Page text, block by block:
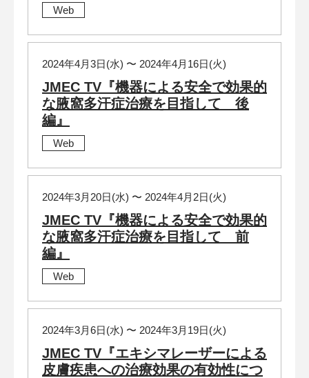
Web
2024年4月3日(水) 〜 2024年4月16日(火)
JMEC TV『機器による安全で効果的
な腋窩多汗症治療を目指して 後
編』
Web
2024年3月20日(水) 〜 2024年4月2日(火)
JMEC TV『機器による安全で効果的
な腋窩多汗症治療を目指して 前
編』
Web
2024年3月6日(水) 〜 2024年3月19日(火)
JMEC TV『エキシマレーザーによる
皮膚疾患への治療効果の有効性につ